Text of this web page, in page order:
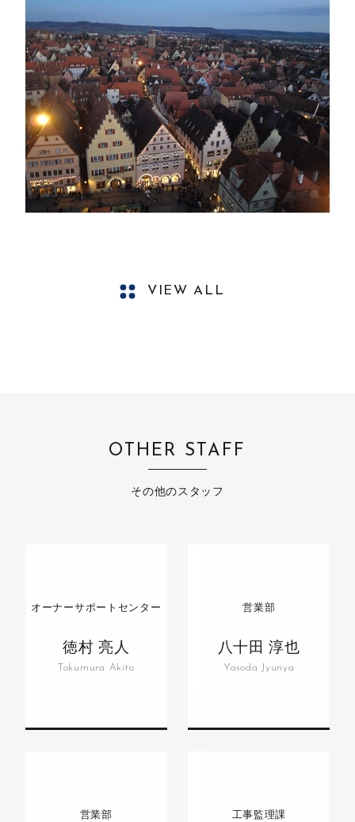
VIEW ALL
OTHER STAFF
その他のスタッフ
オーナーサポートセンター
徳村 亮人
Tokumura Akito
営業部
八十田 淳也
Yasoda Jyunya
営業部 工事監理課